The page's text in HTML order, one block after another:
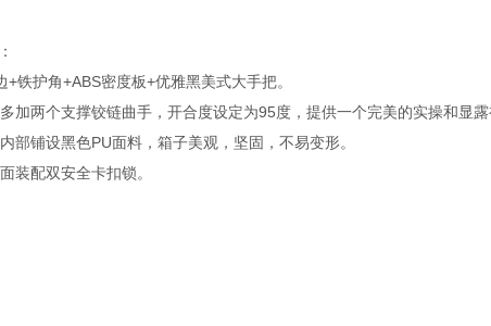
铁护角+ABS密度板+优雅黑美式大手把。
加两个支撑铰链曲手，开合度设定为95度，提供一个完美的实操和显露
部铺设黑色PU面料，箱子美观，坚固，不易变形。
装配双安全卡扣锁。